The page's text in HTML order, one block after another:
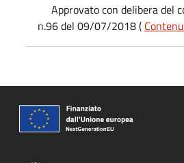
Approvato con delibera del
n.96 del 09/07/2018 (